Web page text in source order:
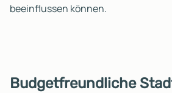
beeinflussen können.
Budgetfreundliche